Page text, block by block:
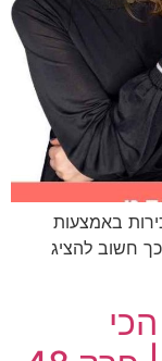
באמצעות
חשוב להציג